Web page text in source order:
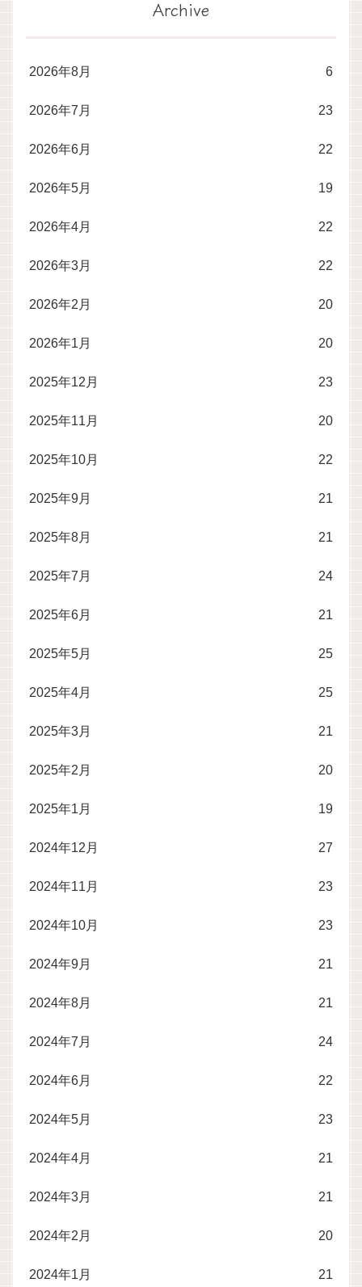
Archive
2026年8月 6
2026年7月 23
2026年6月 22
2026年5月 19
2026年4月 22
2026年3月 22
2026年2月 20
2026年1月 20
2025年12月 23
2025年11月 20
2025年10月 22
2025年9月 21
2025年8月 21
2025年7月 24
2025年6月 21
2025年5月 25
2025年4月 25
2025年3月 21
2025年2月 20
2025年1月 19
2024年12月 27
2024年11月 23
2024年10月 23
2024年9月 21
2024年8月 21
2024年7月 24
2024年6月 22
2024年5月 23
2024年4月 21
2024年3月 21
2024年2月 20
2024年1月 21